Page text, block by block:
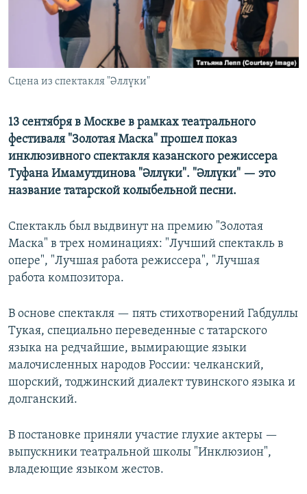
РАСПИСАНИЕ ВЕЩАНИЯ
ПОДПИШИТЕСЬ НА РАССЫЛКУ
Все сайты РСЕ/РС
Сцена из спектакля "Әллүки"
13 сентября в Москве в рамках театрального
фестиваля "Золотая Маска" прошел показ
инклюзивного спектакля казанского режиссера
Туфана Имамутдинова "Әллүки". "Әллүки" — это
название татарской колыбельной песни.
Спектакль был выдвинут на премию "Золотая
Маска" в трех номинациях: "Лучший спектакль в
опере", "Лучшая работа режиссера", "Лучшая
работа композитора.
В основе спектакля — пять стихотворений Габдуллы
Тукая, специально переведенные с татарского
языка на редчайшие, вымирающие языки
малочисленных народов России: челканский,
шорский, тоджинский диалект тувинского языка и
долганский.
В постановке приняли участие глухие актеры —
выпускники театральной школы "Инклюзион",
владеющие языком жестов.